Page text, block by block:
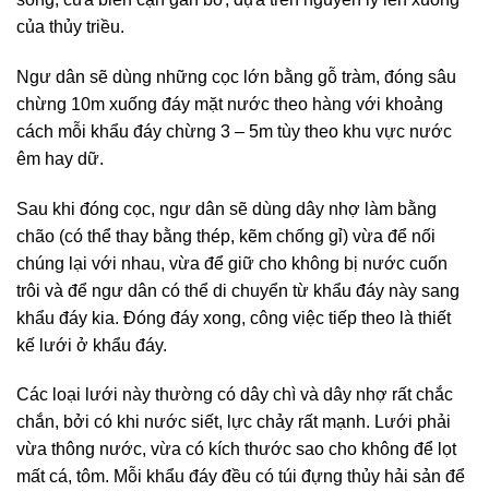
của thủy triều.
Ngư dân sẽ dùng những cọc lớn bằng gỗ tràm, đóng sâu
chừng 10m xuống đáy mặt nước theo hàng với khoảng
cách mỗi khẩu đáy chừng 3 – 5m tùy theo khu vực nước
êm hay dữ.
Sau khi đóng cọc, ngư dân sẽ dùng dây nhợ làm bằng
chão (có thể thay bằng thép, kẽm chống gỉ) vừa để nối
chúng lại với nhau, vừa để giữ cho không bị nước cuốn
trôi và để ngư dân có thể di chuyển từ khẩu đáy này sang
khẩu đáy kia. Đóng đáy xong, công việc tiếp theo là thiết
kế lưới ở khẩu đáy.
Các loại lưới này thường có dây chì và dây nhợ rất chắc
chắn, bởi có khi nước siết, lực chảy rất mạnh. Lưới phải
vừa thông nước, vừa có kích thước sao cho không để lọt
mất cá, tôm. Mỗi khẩu đáy đều có túi đựng thủy hải sản để